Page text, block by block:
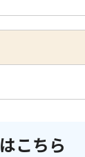
こちら